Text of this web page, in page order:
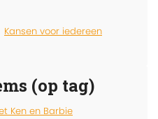
Kansen voor iedereen
(op tag)
Ken en Barbie